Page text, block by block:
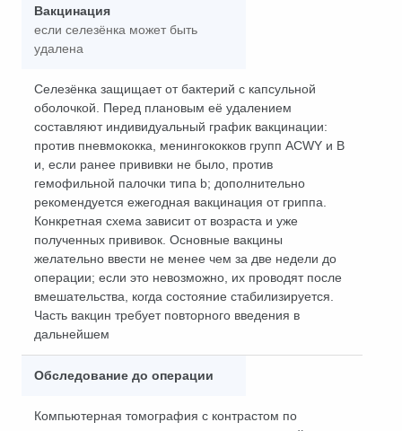
Вакцинация
если селезёнка может быть
удалена
Селезёнка защищает от бактерий с капсульной
оболочкой. Перед плановым её удалением
составляют индивидуальный график вакцинации:
против пневмококка, менингококков групп ACWY и B
и, если ранее прививки не было, против
гемофильной палочки типа b; дополнительно
рекомендуется ежегодная вакцинация от гриппа.
Конкретная схема зависит от возраста и уже
полученных прививок. Основные вакцины
желательно ввести не менее чем за две недели до
операции; если это невозможно, их проводят после
вмешательства, когда состояние стабилизируется.
Часть вакцин требует повторного введения в
дальнейшем
Обследование до операции
Компьютерная томография с контрастом по